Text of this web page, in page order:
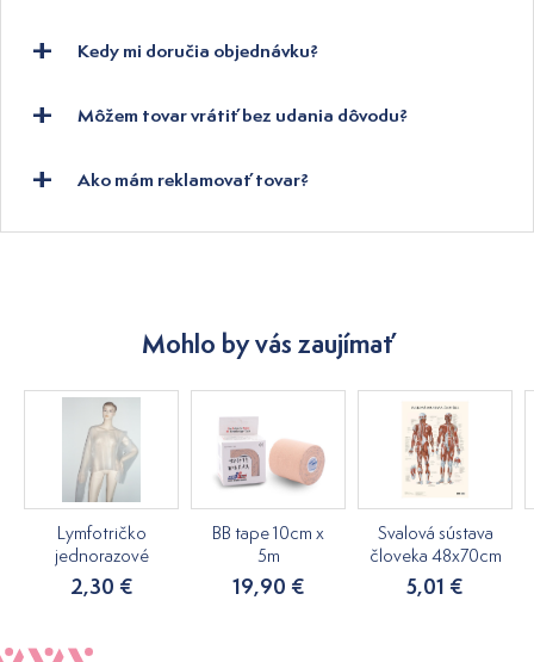
Kedy mi doručia objednávku?
Môžem tovar vrátiť bez udania dôvodu?
Ako mám reklamovať tovar?
Mohlo by vás zaujímať
Lymfotričko
jednorazové
2,30 €
BB tape 10cm x
5m
19,90 €
Svalová sústava
človeka 48x70cm
5,01 €